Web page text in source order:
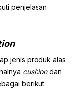
penjelasan
jenis produk alas
cushiondan
berikut: